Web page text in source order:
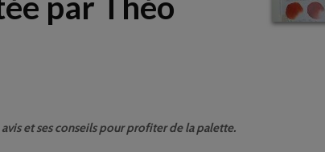
et ses conseils pour profiter de la palette.